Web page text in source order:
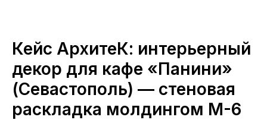
Кейс АрхитеК: интерьерный
декор для кафе «Панини»
(Севастополь) — стеновая
раскладка молдингом М-6